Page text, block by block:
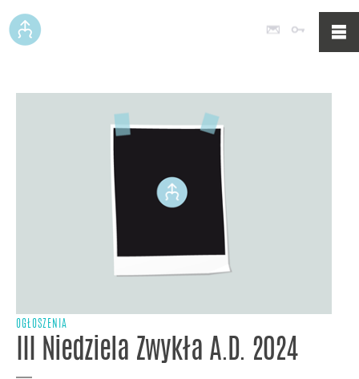
Poczta
OGŁOSZENIA
III Niedziela Zwykła A.D. 2024